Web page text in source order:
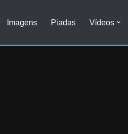
Imagens Piadas Vídeos